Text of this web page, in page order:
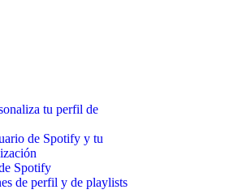
tu perfil de
de Spotify y tu
Spotify
de perfil y de playlists